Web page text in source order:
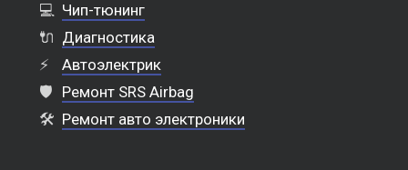
💻 Чип-тюнинг
🔌 Диагностика
⚡
Автоэлектрик
🛡️ Ремонт SRS Airbag
🛠️ Ремонт авто электроники